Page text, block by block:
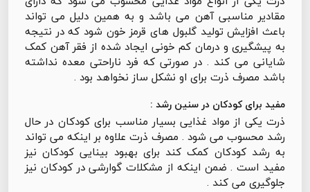
مقادیر مناسبی آهن می باشد و به همین دلیل می تواند
باعث افزایش تولید گلبول های قرمز خون شود که در نتیجه
به پیشگیری و درمان کم خونی ایجاد شده از فقر آهن کمک
شایانی می کند . در صورتی که فرد ناراحتی معده نداشته
باشد مصرف ذرت برای او نشکل ساز نخواهد بود .
مفید برای کودکان در سنین رشد :
ذرت یکی از مواد غذایی بسیار مناسب برای کودکان در حال
رشد محسوب می شود . مصرف ذرت علاوه بر اینکه می تواند
به رشد کودکان کمک کند برای بهبود بینایی کودکان نیز
مفید است . ضمن اینکه از مشکلات گوارشی در کودکان نیز
جلوگیری می کند .